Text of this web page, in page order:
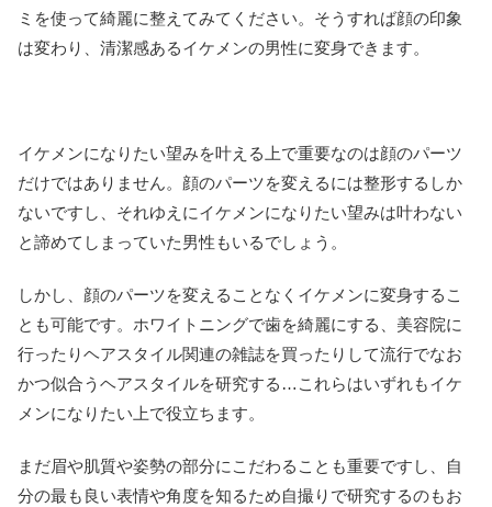
ミを使って綺麗に整えてみてください。そうすれば顔の印象
は変わり、清潔感あるイケメンの男性に変身できます。
イケメンになりたい望みを叶える上で重要なのは顔のパーツ
だけではありません。顔のパーツを変えるには整形するしか
ないですし、それゆえにイケメンになりたい望みは叶わない
と諦めてしまっていた男性もいるでしょう。
しかし、顔のパーツを変えることなくイケメンに変身するこ
とも可能です。ホワイトニングで歯を綺麗にする、美容院に
行ったりヘアスタイル関連の雑誌を買ったりして流行でなお
かつ似合うヘアスタイルを研究する…これらはいずれもイケ
メンになりたい上で役立ちます。
まだ眉や肌質や姿勢の部分にこだわることも重要ですし、自
分の最も良い表情や角度を知るため自撮りで研究するのもお